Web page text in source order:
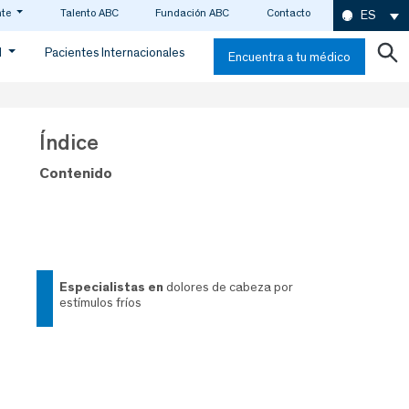
Talento ABC Fundación ABC Contacto ES
Pacientes Internacionales Encuentra a tu médico
Índice
Contenido
especialistas en dolores de cabeza por
estímulos fríos